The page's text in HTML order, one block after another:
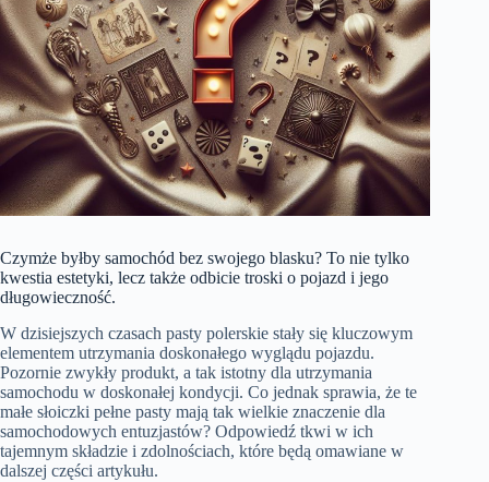
Czymże byłby samochód bez swojego blasku? To nie tylko
kwestia estetyki, lecz także odbicie troski o pojazd i jego
długowieczność.
W dzisiejszych czasach pasty polerskie stały się kluczowym
elementem utrzymania doskonałego wyglądu pojazdu.
Pozornie zwykły produkt, a tak istotny dla utrzymania
samochodu w doskonałej kondycji. Co jednak sprawia, że te
małe słoiczki pełne pasty mają tak wielkie znaczenie dla
samochodowych entuzjastów? Odpowiedź tkwi w ich
tajemnym składzie i zdolnościach, które będą omawiane w
dalszej części artykułu.